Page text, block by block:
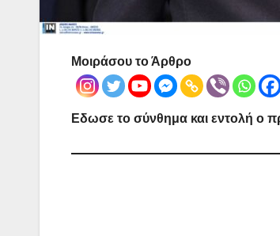
Μοιράσου το Άρθρο
Εδωσε το σύνθημα και εντολή ο